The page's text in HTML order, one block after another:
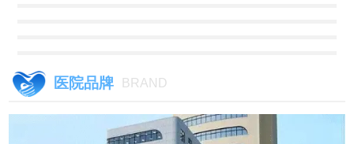
医院品牌 BRAND